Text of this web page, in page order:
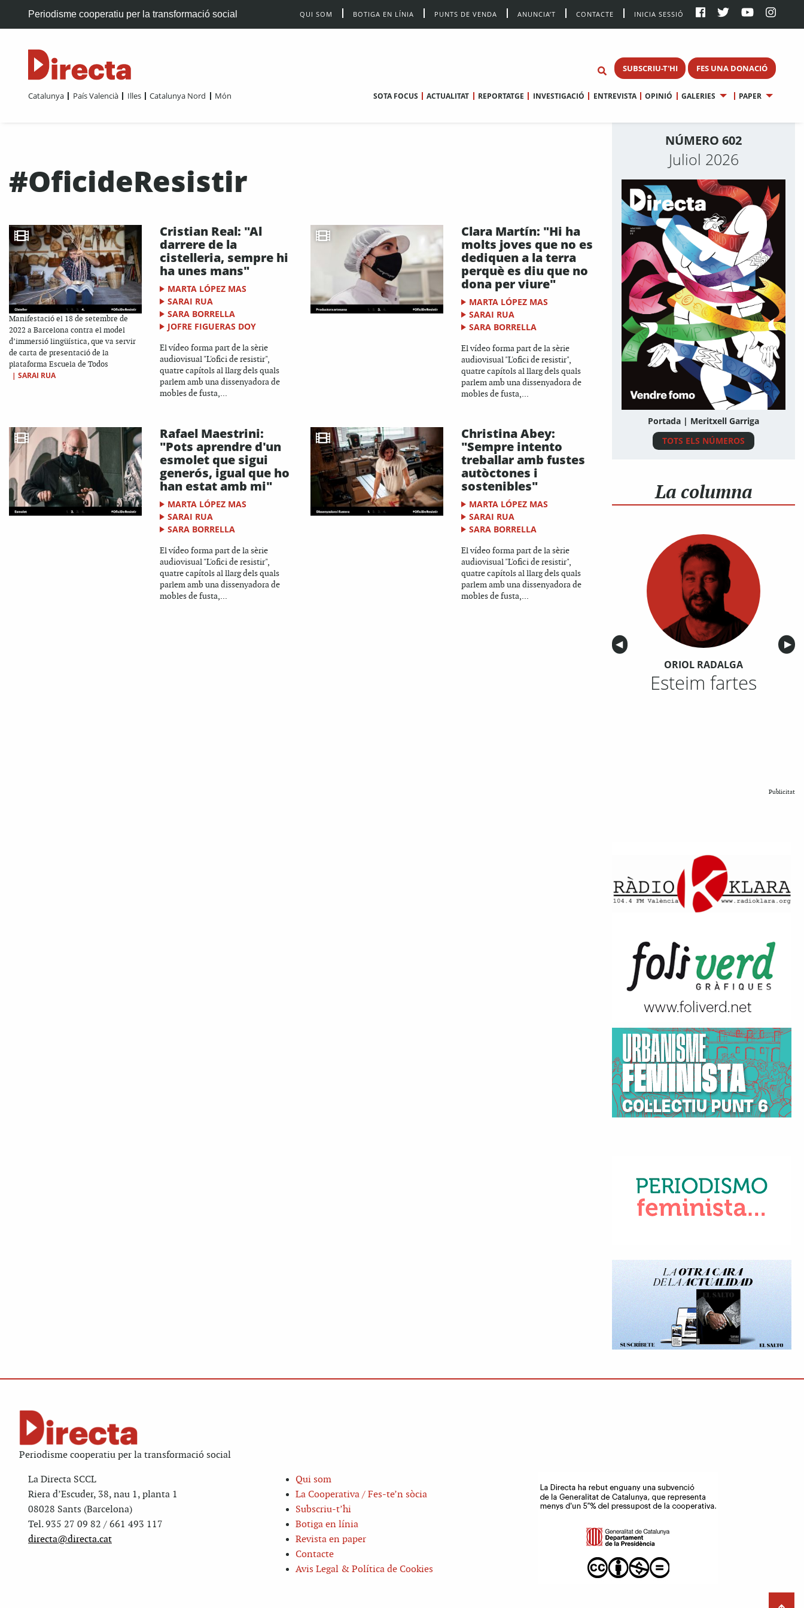
Periodisme cooperatiu per la transformació social QUI SOM BOTIGA EN LÍNIA PUNTS DE VENDA ANUNCIA’T CONTACTE INICIA SESSIÓ
SUBSCRIU-T'HI FES UNA DONACIÓ
Catalunya País Valencià Illes Catalunya Nord Món SOTA FOCUS ACTUALITAT REPORTATGE INVESTIGACIÓ ENTREVISTA OPINIÓ GALERIES PAPER
#OficideResistir
Manifestació el 18 de setembre de
2022 a Barcelona contra el model
d’immersió lingüística, que va servir
de carta de presentació de la
plataforma Escuela de Todos
| SARAI RUA
Cristian Real: "Al
darrere de la
cistelleria, sempre hi
ha unes mans"
MARTA LÓPEZ MAS
SARAI RUA
SARA BORRELLA
JOFRE FIGUERAS DOY
El vídeo forma part de la sèrie
audiovisual "L'ofici de resistir",
quatre capítols al llarg dels quals
parlem amb una dissenyadora de
mobles de fusta,...
Clara Martín: "Hi ha
molts joves que no es
dediquen a la terra
perquè es diu que no
dona per viure"
MARTA LÓPEZ MAS
SARAI RUA
SARA BORRELLA
El vídeo forma part de la sèrie
audiovisual "L'ofici de resistir",
quatre capítols al llarg dels quals
parlem amb una dissenyadora de
mobles de fusta,...
Rafael Maestrini:
"Pots aprendre d'un
esmolet que sigui
generós, igual que ho
han estat amb mi"
MARTA LÓPEZ MAS
SARAI RUA
SARA BORRELLA
El vídeo forma part de la sèrie
audiovisual "L'ofici de resistir",
quatre capítols al llarg dels quals
parlem amb una dissenyadora de
mobles de fusta,...
Christina Abey:
"Sempre intento
treballar amb fustes
autòctones i
sostenibles"
MARTA LÓPEZ MAS
SARAI RUA
SARA BORRELLA
El vídeo forma part de la sèrie
audiovisual "L'ofici de resistir",
quatre capítols al llarg dels quals
parlem amb una dissenyadora de
mobles de fusta,...
NÚMERO 602
Juliol 2026
Portada | Meritxell Garriga
TOTS ELS NÚMEROS
La columna
Anterior
◀︎ ▶︎
ORIOL RADALGA
Esteim fartes
Publicitat
Periodisme cooperatiu per la transformació social
La Directa SCCL
Riera d’Escuder, 38, nau 1, planta 1
08028 Sants (Barcelona)
Tel. 935 27 09 82 / 661 493 117
directa@directa.cat
Qui som
La Cooperativa / Fes-te’n sòcia
Subscriu-t’hi
Botiga en línia
Revista en paper
Contacte
Avis Legal & Política de Cookies